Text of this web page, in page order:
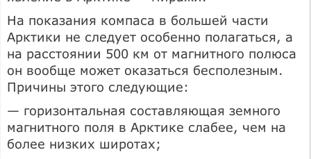
На показания компаса в большей части
Арктики не следует особенно полагаться, а
на расстоянии 500 км от магнитного полюса
он вообще может оказаться бесполезным.
Причины этого следующие:
— горизонтальная составляющая земного
магнитного поля в Арктике слабее, чем на
более низких широтах;